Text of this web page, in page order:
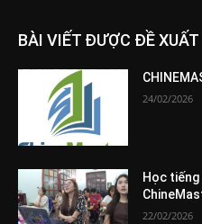
BÀI VIẾT ĐƯỢC ĐỀ XUẤT
24/02/2026
Học
22/02/2026